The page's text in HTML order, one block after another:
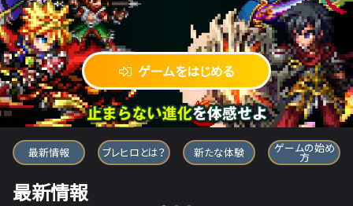
ゲームをはじめる
ブレイブ フロンティア ヒーローズ
最新情報 ブレヒロとは？ 新たな体験 ゲームの始め
方
最新情報